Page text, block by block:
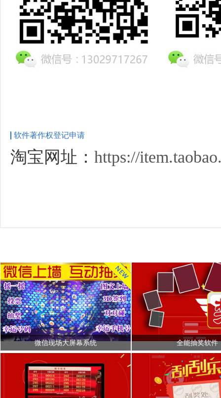
软件著作权登记申请
淘宝网址： https://
微信现场大屏幕系统 全能抽奖软件